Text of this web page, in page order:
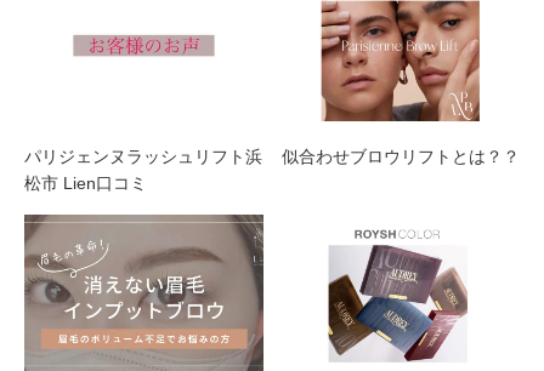
パリジェンヌラッシュリフト浜
松市 Lien口コミ
似合わせブロウリフトとは？？